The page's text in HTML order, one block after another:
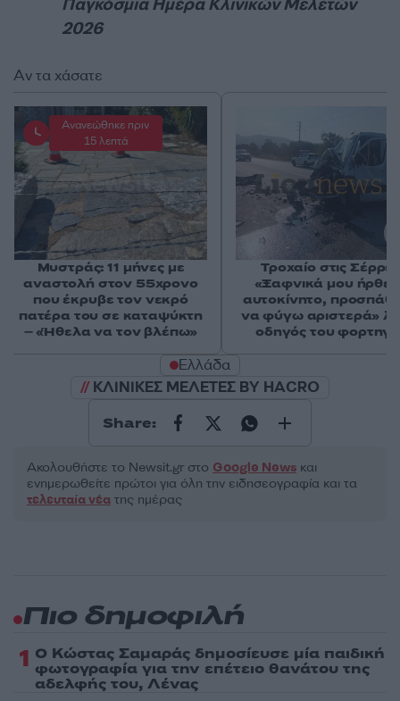
2026
Ελλάδα
ΚΛΙΝΙΚΕΣ ΜΕΛΕΤΕΣ BY HACRO
Share:
Ακολουθήστε το Νewsit.gr στο Google News και
ενημερωθείτε πρώτοι για όλη την ειδησεογραφία και τα
τελευταία νέα της ημέρας
Αν τα χάσατε
Ανανεώθηκε πριν
15 λεπτά
Μυστράς: 11 μήνες με
αναστολή στον 55χρονο
που έκρυβε τον νεκρό
πατέρα του σε καταψύκτη
– «Ήθελα να τον βλέπω»
Τροχαίο στις
«Ξαφνικά μου ήρθε
αυτοκίνητο,
να φύγω αριστερά»
οδηγός του
Πιο δημοφιλή
1 Ο Κώστας Σαμαράς δημοσίευσε μία παιδική
φωτογραφία για την επέτειο θανάτου της
αδελφής του, Λένας